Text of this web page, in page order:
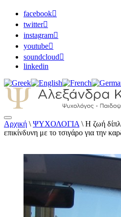
facebook
twitter
instagram
youtube
soundcloud
linkedin
Αλεξάνδρα Καππάτου
Παιδοψυχολόγος
Αρχική \ ΨΥΧΟΛΟΓΙΑ \ Η ζωή
επικίνδυνη με το τσιγάρο για την